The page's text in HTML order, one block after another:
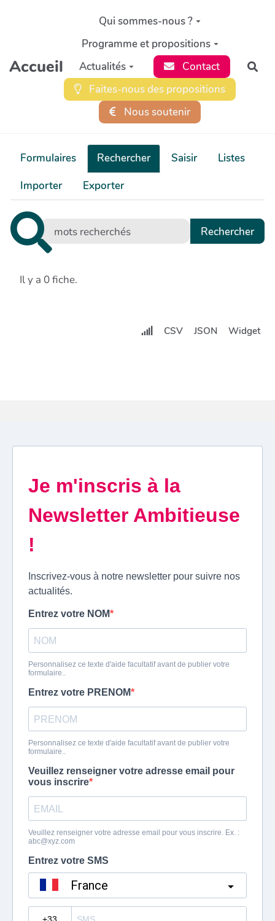
Aller au contenu principal
Accueil
Qui sommes-nous ?
Programme et propositions
Actualités
Contact
Faites-nous des propositions
Nous soutenir
Formulaires Rechercher Saisir
Listes
Importer
Exporter
Il y a 0 fiche.
CSV JSON Widget